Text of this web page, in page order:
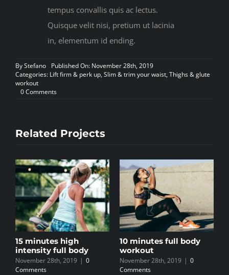
tempus convallis quis ac lectus.
Quisque velit nisi, pretium ut lacinia
in, elementum id ending.
ByStefano
Published On: November 28th, 2019
Categories: Lift firm & perk up, Slim & trim your waist, Thighs & glute
workout
0 Commentson
Related Projects
15 minutes high
intensity full body
November 28th, 2019 | 0
Comments
10 minutes full body
workout
November 28th, 2019 | 0
Comments